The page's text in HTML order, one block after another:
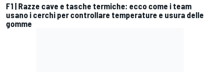
F1 | Razze cave e tasche termiche: ecco come i team
usano i cerchi per controllare temperature e usura delle
gomme